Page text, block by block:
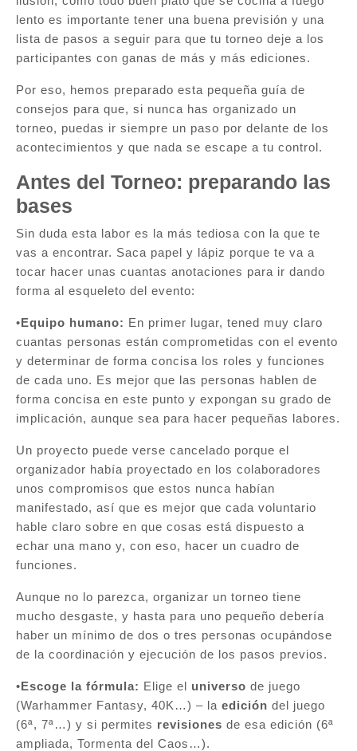
lento es importante tener una buena previsión y una
lista de pasos a seguir para que tu torneo deje a los
participantes con ganas de más y más ediciones.
Por eso, hemos preparado esta pequeña guía de
consejos para que, si nunca has organizado un
torneo, puedas ir siempre un paso por delante de los
acontecimientos y que nada se escape a tu control.
Antes del Torneo: preparando las
bases
Sin duda esta labor es la más tediosa con la que te
vas a encontrar. Saca papel y lápiz porque te va a
tocar hacer unas cuantas anotaciones para ir dando
forma al esqueleto del evento:
•Equipo humano: En primer lugar, tened muy claro
cuantas personas están comprometidas con el evento
y determinar de forma concisa los roles y funciones
de cada uno. Es mejor que las personas hablen de
forma concisa en este punto y expongan su grado de
implicación, aunque sea para hacer pequeñas labores.
Un proyecto puede verse cancelado porque el
organizador había proyectado en los colaboradores
unos compromisos que estos nunca habían
manifestado, así que es mejor que cada voluntario
hable claro sobre en que cosas está dispuesto a
echar una mano y, con eso, hacer un cuadro de
funciones.
Aunque no lo parezca, organizar un torneo tiene
mucho desgaste, y hasta para uno pequeño debería
haber un mínimo de dos o tres personas ocupándose
de la coordinación y ejecución de los pasos previos.
•Escoge la fórmula: Elige el universo de juego
(Warhammer Fantasy, 40K…) – la edición del juego
(6ª, 7ª…) y si permites revisiones de esa edición (6ª
ampliada, Tormenta del Caos…).